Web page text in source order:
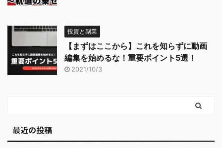
投資と副業
【まずはここから】これを知らずに動画
編集を始めるな！重要ポイント5選！
2021/10/3
最近の投稿